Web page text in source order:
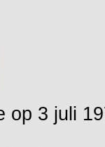
op 3 juli